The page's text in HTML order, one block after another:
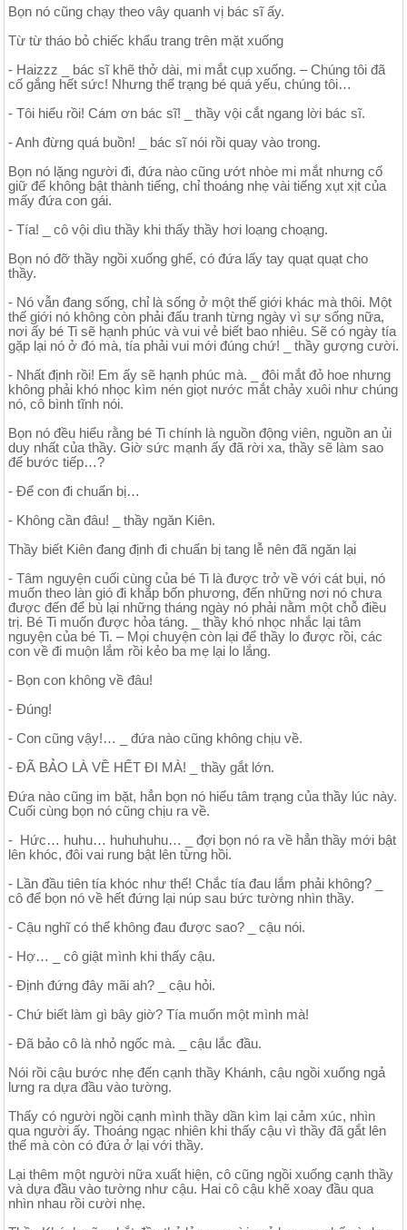
Bọn nó cũng chạy theo vây quanh vị bác sĩ ấy.
Từ từ tháo bỏ chiếc khẩu trang trên mặt xuống
- Haizzz _ bác sĩ khẽ thở dài, mi mắt cụp xuống. – Chúng tôi đã
cố gắng hết sức! Nhưng thể trạng bé quá yếu, chúng tôi…
- Tôi hiểu rồi! Cám ơn bác sĩ! _ thầy vội cắt ngang lời bác sĩ.
- Anh đừng quá buồn! _ bác sĩ nói rồi quay vào trong.
Bọn nó lặng người đi, đứa nào cũng ướt nhòe mi mắt nhưng cố
giữ để không bật thành tiếng, chỉ thoáng nhẹ vài tiếng xụt xịt của
mấy đứa con gái.
- Tía! _ cô vội dìu thầy khi thấy thầy hơi loạng choạng.
Bọn nó đỡ thầy ngồi xuống ghế, có đứa lấy tay quạt quạt cho
thầy.
- Nó vẫn đang sống, chỉ là sống ở một thế giới khác mà thôi. Một
thế giới nó không còn phải đấu tranh từng ngày vì sự sống nữa,
nơi ấy bé Ti sẽ hạnh phúc và vui vẻ biết bao nhiêu. Sẽ có ngày tía
gặp lại nó ở đó mà, tía phải vui mới đúng chứ! _ thầy gượng cười.
- Nhất định rồi! Em ấy sẽ hạnh phúc mà. _ đôi mắt đỏ hoe nhưng
không phải khó nhọc kìm nén giọt nước mắt chảy xuôi như chúng
nó, cô bình tĩnh nói.
Bọn nó đều hiểu rằng bé Ti chính là nguồn động viên, nguồn an ủi
duy nhất của thầy. Giờ sức mạnh ấy đã rời xa, thầy sẽ làm sao
để bước tiếp…?
- Để con đi chuẩn bị…
- Không cần đâu! _ thầy ngăn Kiên.
Thầy biết Kiên đang định đi chuẩn bị tang lễ nên đã ngăn lại
- Tâm nguyện cuối cùng của bé Ti là được trở về với cát bụi, nó
muốn theo làn gió đi khắp bốn phương, đến những nơi nó chưa
được đến để bù lại những tháng ngày nó phải nằm một chỗ điều
trị. Bé Ti muốn được hỏa táng. _ thầy khó nhọc nhắc lại tâm
nguyện của bé Ti. – Mọi chuyện còn lại để thầy lo được rồi, các
con về đi muộn lắm rồi kẻo ba mẹ lại lo lắng.
- Bọn con không về đâu!
- Đúng!
- Con cũng vậy!… _ đứa nào cũng không chịu về.
- ĐÃ BẢO LÀ VỀ HẾT ĐI MÀ! _ thầy gắt lớn.
Đứa nào cũng im bặt, hẳn bọn nó hiểu tâm trạng của thầy lúc này.
Cuối cùng bọn nó cũng chịu ra về.
- Hức… huhu… huhuhuhu… _ đợi bọn nó ra về hẳn thầy mới bật
lên khóc, đôi vai rung bật lên từng hồi.
- Lần đầu tiên tía khóc như thế! Chắc tía đau lắm phải không? _
cô để bọn nó về hết đứng lại núp sau bức tường nhìn thầy.
- Cậu nghĩ có thể không đau được sao? _ cậu nói.
- Hợ… _ cô giật mình khi thấy cậu.
- Định đứng đây mãi ah? _ cậu hỏi.
- Chứ biết làm gì bây giờ? Tía muốn một mình mà!
- Đã bảo cô là nhỏ ngốc mà. _ cậu lắc đầu.
Nói rồi cậu bước nhẹ đến cạnh thầy Khánh, cậu ngồi xuống ngả
lưng ra dựa đầu vào tường.
Thấy có người ngồi cạnh mình thầy dần kìm lại cảm xúc, nhìn
qua người ấy. Thoáng ngạc nhiên khi thấy cậu vì thầy đã gắt lên
thế mà còn có đứa ở lại với thầy.
Lại thêm một người nữa xuất hiện, cô cũng ngồi xuống cạnh thầy
và dựa đầu vào tường như cậu. Hai cô cậu khẽ xoay đầu qua
nhìn nhau rồi cười nhẹ.